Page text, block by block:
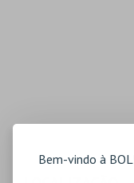
Bem-vindo à